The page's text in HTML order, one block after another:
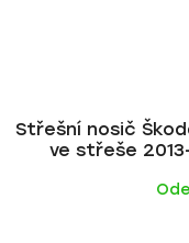
Střešní nosič
ve střeše